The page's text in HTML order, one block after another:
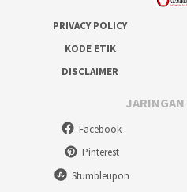
PRIVACY POLICY
KODE ETIK
DISCLAIMER
JARINGAN
Facebook
Pinterest
Stumbleupon